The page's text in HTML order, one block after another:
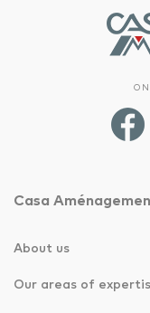
Casa
About us
Our areas of